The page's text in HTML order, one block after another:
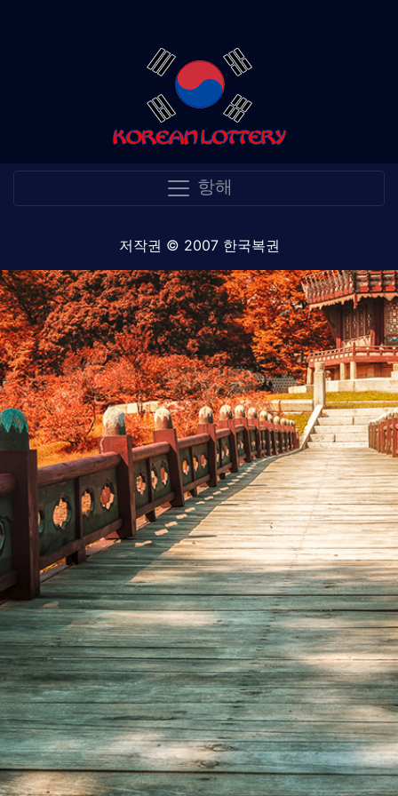
항해
저작권 © 2007 한국복권